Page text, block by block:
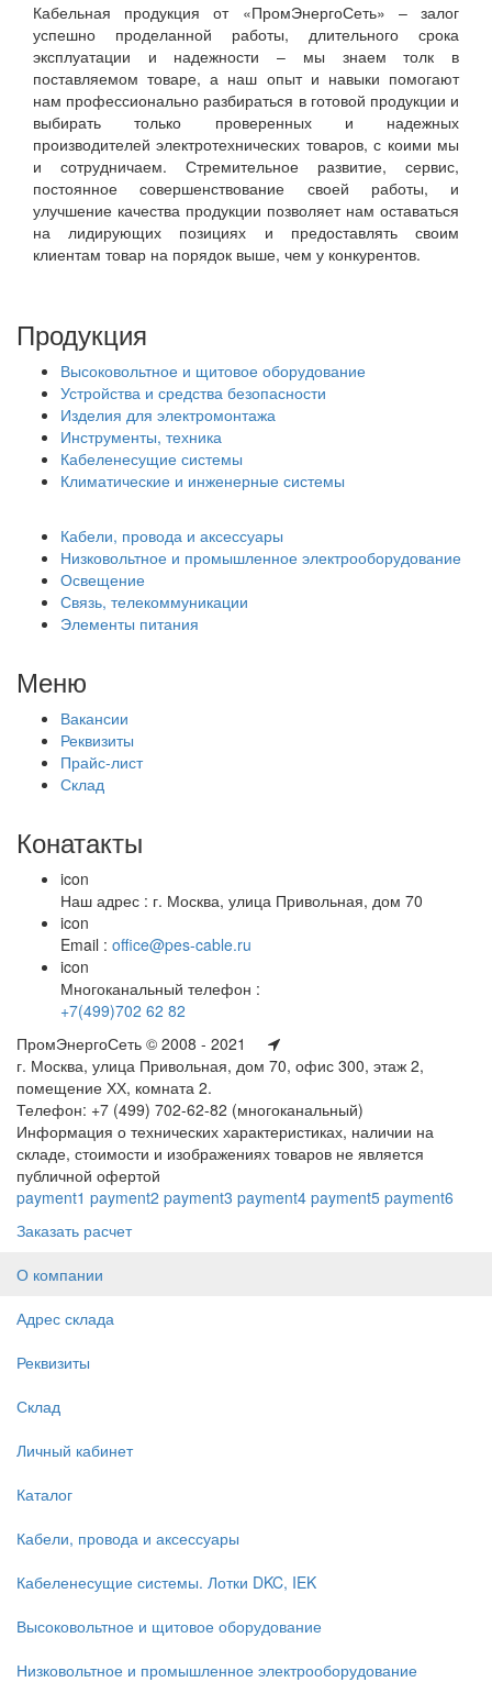
Кабельная продукция от «ПромЭнергоСеть» – залог
успешно проделанной работы, длительного срока
эксплуатации и надежности – мы знаем толк в
поставляемом товаре, а наш опыт и навыки помогают
нам профессионально разбираться в готовой продукции и
выбирать только проверенных и надежных
производителей электротехнических товаров, с коими мы
и сотрудничаем. Стремительное развитие, сервис,
постоянное совершенствование своей работы, и
улучшение качества продукции позволяет нам оставаться
на лидирующих позициях и предоставлять своим
клиентам товар на порядок выше, чем у конкурентов.
Продукция
Высоковольтное и щитовое оборудование
Устройства и средства безопасности
Изделия для электромонтажа
Инструменты, техника
Кабеленесущие системы
Климатические и инженерные системы
Кабели, провода и аксессуары
Низковольтное и промышленное электрооборудование
Освещение
Связь, телекоммуникации
Элементы питания
Меню
Вакансии
Реквизиты
Прайс-лист
Склад
Конатакты
icon
Наш адрес : г. Москва, улица Привольная, дом 70
icon
Email : office@pes-cable.ru
icon
Многоканальный телефон :
+7(499)702 62 82
ПромЭнергоСеть © 2008 - 2021
г. Москва, улица Привольная, дом 70, офис 300, этаж 2,
помещение ХХ, комната 2.
Телефон: +7 (499) 702-62-82 (многоканальный)
Информация о технических характеристиках, наличии на
складе, стоимости и изображениях товаров не является
публичной офертой
payment1 payment2 payment3 payment4 payment5 payment6
Заказать расчет
О компании
Адрес склада
Реквизиты
Склад
Личный кабинет
Каталог
Кабели, провода и аксессуары
Кабеленесущие системы. Лотки DKC, IEK
Высоковольтное и щитовое оборудование
Низковольтное и промышленное электрооборудование